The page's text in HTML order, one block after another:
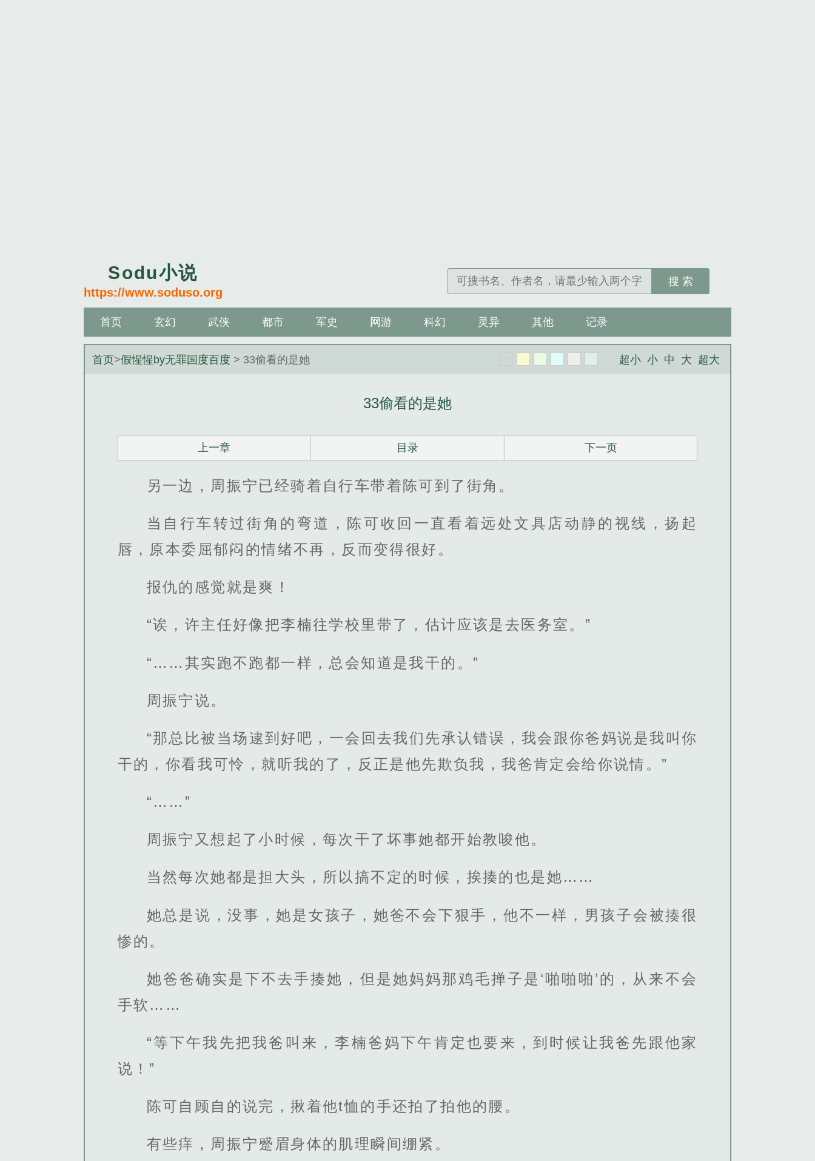
Sodu小说
https://www.soduso.org
搜 索
首页 玄幻 武侠 都市 军史 网游 科幻 灵异 其他 记录
首页>假惺惺by无罪国度百度 > 33偷看的是她 超小 小 中 大 超大
33偷看的是她
上一章 目录 下一页
另一边，周振宁已经骑着自行车带着陈可到了街角。
当自行车转过街角的弯道，陈可收回一直看着远处文具店动静的视线，扬起
唇，原本委屈郁闷的情绪不再，反而变得很好。
报仇的感觉就是爽！
“诶，许主任好像把李楠往学校里带了，估计应该是去医务室。”
“……其实跑不跑都一样，总会知道是我干的。”
周振宁说。
“那总比被当场逮到好吧，一会回去我们先承认错误，我会跟你爸妈说是我叫你
干的，你看我可怜，就听我的了，反正是他先欺负我，我爸肯定会给你说情。”
“……”
周振宁又想起了小时候，每次干了坏事她都开始教唆他。
当然每次她都是担大头，所以搞不定的时候，挨揍的也是她……
她总是说，没事，她是女孩子，她爸不会下狠手，他不一样，男孩子会被揍很
惨的。
她爸爸确实是下不去手揍她，但是她妈妈那鸡毛掸子是‘啪啪啪’的，从来不会
手软……
“等下午我先把我爸叫来，李楠爸妈下午肯定也要来，到时候让我爸先跟他家
说！”
陈可自顾自的说完，揪着他t恤的手还拍了拍他的腰。
有些痒，周振宁蹙眉身体的肌理瞬间绷紧。